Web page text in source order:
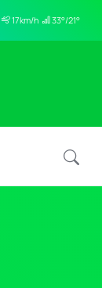
17km/h 33°/21°